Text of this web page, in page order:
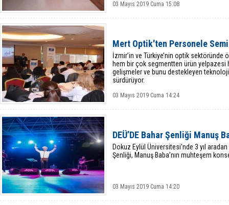
03 Mayıs 2019 Cuma 15:08
Mert Optik'ten Personele
İzmir’in ve Türkiye’nin optik sektöründe
hem bir çok segmentten ürün
gelişmeler ve bunu destekleyen
sürdürüyor.
03 Mayıs 2019 Cuma 14:24
DEÜ’DE Bahar Şenliği Manuş
Dokuz Eylül Üniversitesi’nde 3 yıl
Şenliği, Manuş Baba’nın muhteşem
03 Mayıs 2019 Cuma 14:20